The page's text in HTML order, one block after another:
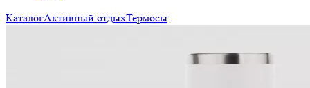
КаталогАктивный отдыхТермосы